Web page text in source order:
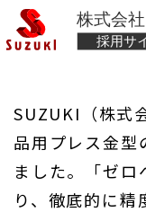
SUZUKI（株式
品用プレス金型
ました。「ゼ
り、徹底的に精